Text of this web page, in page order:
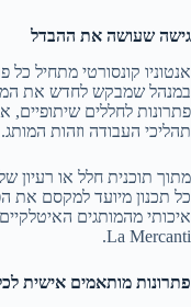
גישה שעושה את ההבדל
אנטוניו קונסורטי מתחיל
במנהל שמבקש לחדש את
פתרונות לחללים שיתופיים,
תהליכי העבודה וזהות המותג.
מתוך תוכנית חלל או רעיון
כל תכנון מיועד למקסם את
איכותי מהמותגים
La Mercanti.
פתרונות מותאמים אישית